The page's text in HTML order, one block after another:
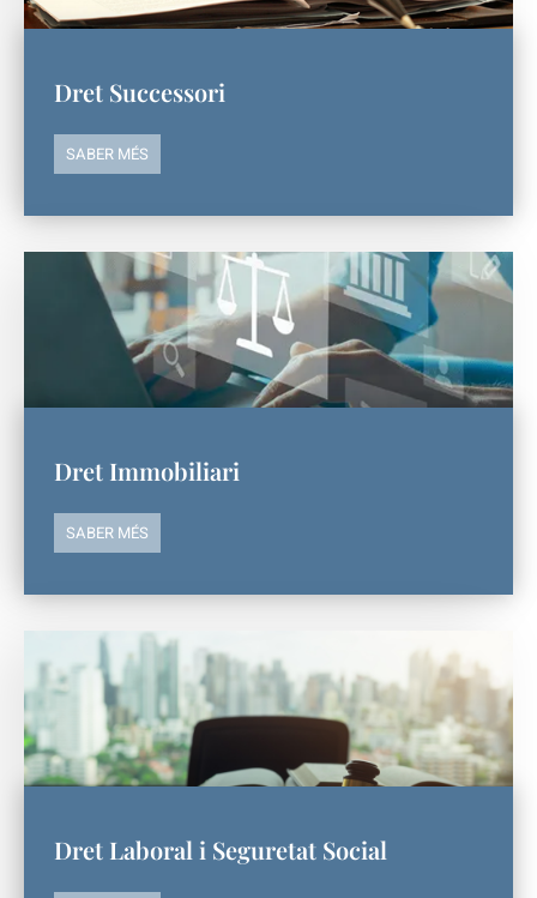
Dret Successori
SABER MÉS
Dret Immobiliari
SABER MÉS
Dret Laboral i Seguretat Social